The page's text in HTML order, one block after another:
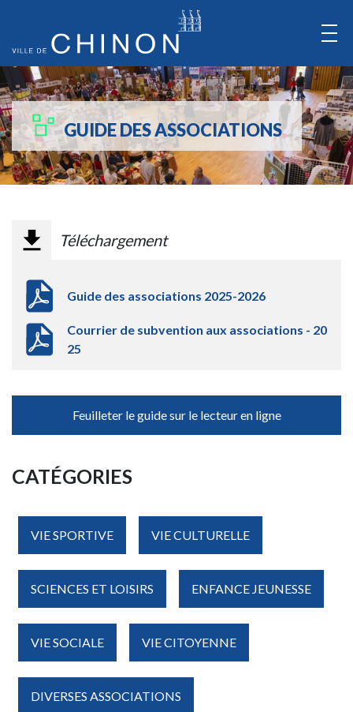
Aller
au
ContenuAller
au
Menu
GUIDE DES ASSOCIATIONS
Téléchargement
Guide des associations 2025-2026
Courrier de subvention aux associations - 20
25
Feuilleter le guide sur le lecteur en ligne
CATÉGORIES
VIE SPORTIVE VIE CULTURELLE
SCIENCES ET LOISIRS ENFANCE JEUNESSE
VIE SOCIALE VIE CITOYENNE
DIVERSES ASSOCIATIONS